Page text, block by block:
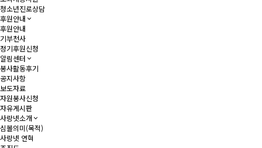
청소년진로상담
후원안내
후원안내
기부천사
정기후원신청
알림센터
봉사활동후기
공지사항
보도자료
자원봉사신청
자유게시판
사랑넷소개
심볼의미(목적)
사랑넷 연혁